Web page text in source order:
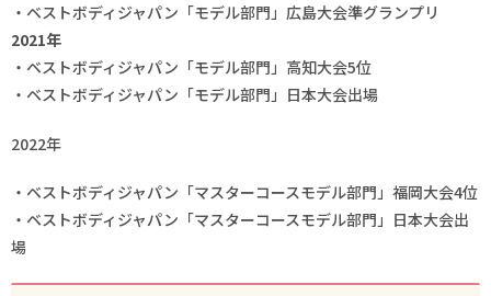
・ベストボディジャパン「モデル部門」広島大会準グランプリ
2021年
・ベストボディジャパン「モデル部門」高知大会5位
・ベストボディジャパン「モデル部門」日本大会出場
2022年
・ベストボディジャパン「マスターコースモデル部門」福岡大会4位
・ベストボディジャパン「マスターコースモデル部門」日本大会出
場